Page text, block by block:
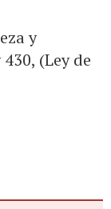
y
(Ley de